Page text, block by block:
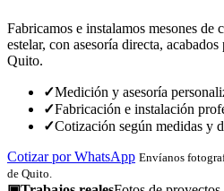
Fabricamos e instalamos mesones de
estelar, con asesoría directa,
Quito.
✓Medición y asesoría
✓Fabricación e instalación
✓Cotización según medidas y
Cotizar por WhatsApp Envíanos
de Quito.